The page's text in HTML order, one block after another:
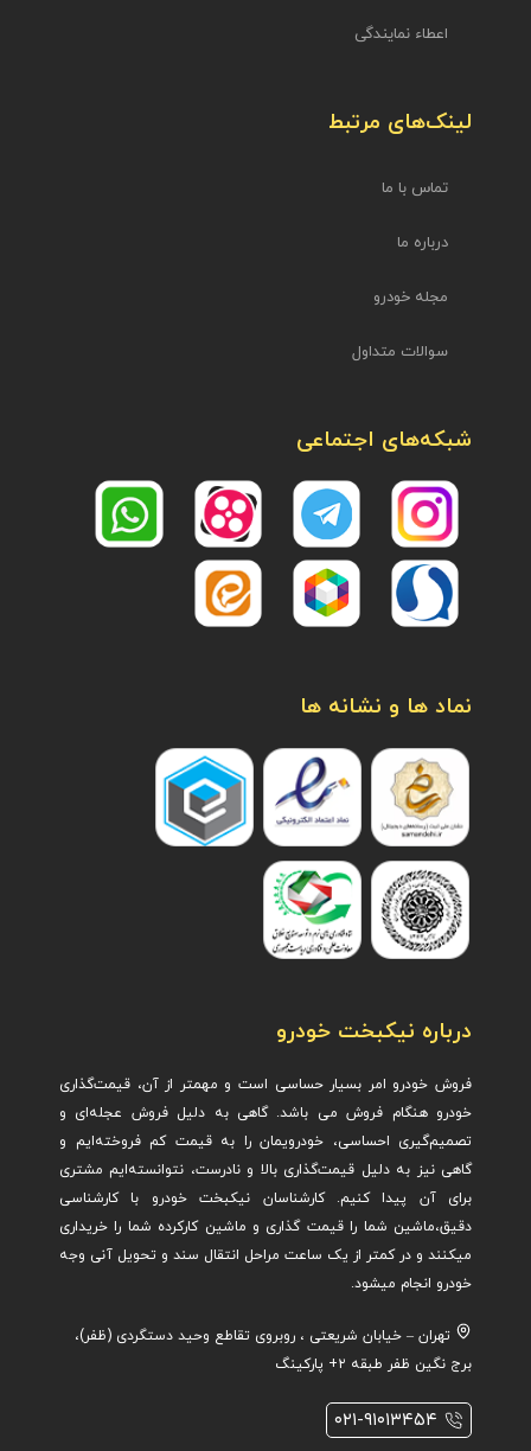
اعطاء نمایندگی
لینک‌های مرتبط
تماس با ما
درباره ما
مجله خودرو
سوالات متداول
شبکه‌های اجتماعی
نماد ها و نشانه ها
درباره نیکبخت خودرو
فروش خودرو امر بسیار حساسی است و مهمتر از آن، قیمت‌گذاری
خودرو هنگام فروش می باشد. گاهی به دلیل فروش عجله‌ای و
تصمیم‌گیری احساسی، خودرویمان را به قیمت کم فروخته‌ایم و
گاهی نیز به دلیل قیمت‌گذاری بالا و نادرست، نتوانسته‌ایم مشتری
برای آن پیدا کنیم. کارشناسان نیکبخت خودرو با کارشناسی
دقیق،ماشین شما را قیمت گذاری و ماشین کارکرده شما را خریداری
میکنند و در کمتر از یک ساعت مراحل انتقال سند و تحویل آنی وجه
خودرو انجام میشود.
تهران – خیابان شریعتی ، روبروی تقاطع وحید دستگردی (ظفر)،
برج نگین ظفر طبقه ۲+ پارکینگ
۰۲۱-۹۱۰۱۳۴۵۴